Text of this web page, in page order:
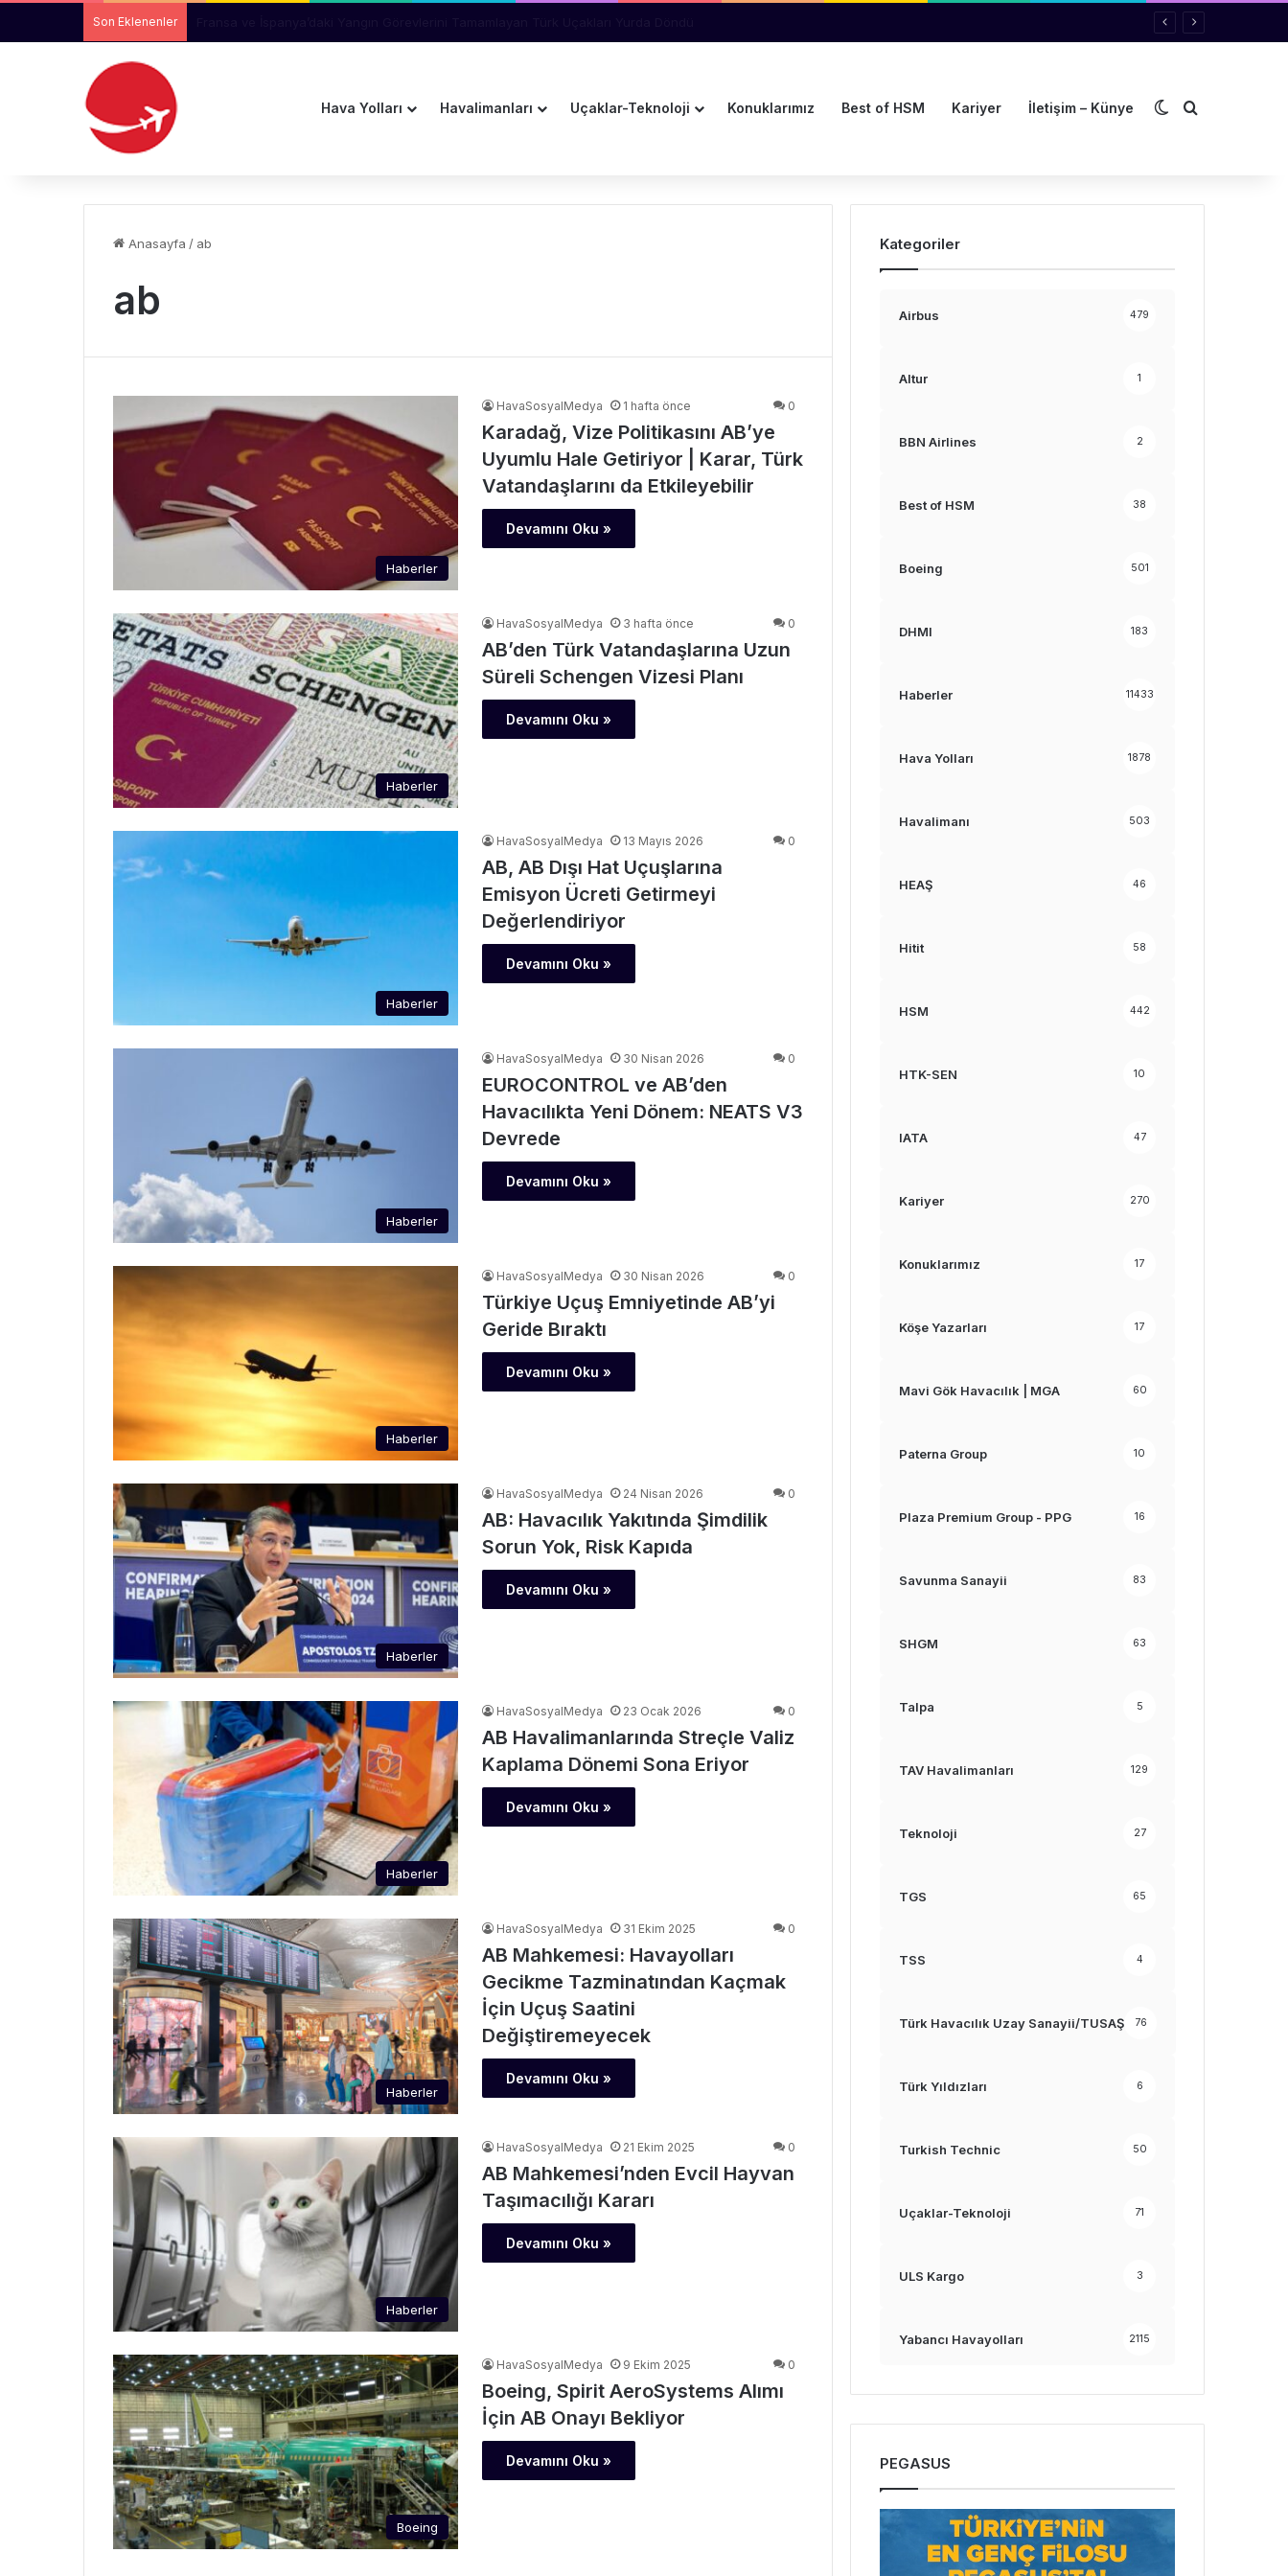
Son Eklenenler
Hava Yolları Havalimanları Uçaklar-Teknoloji Konuklarımız Best of HSM Kariyer İletişim – Künye Dış görünümü
Arama yap
Anasayfa / ab
ab
Haberler
HavaSosyalMedya 1 hafta önce 0
Karadağ, Vize Politikasını AB’ye
Uyumlu Hale Getiriyor | Karar, Türk
Vatandaşlarını da Etkileyebilir
Devamını Oku »
Haberler
HavaSosyalMedya 3 hafta önce 0
AB’den Türk Vatandaşlarına Uzun
Süreli Schengen Vizesi Planı
Devamını Oku »
Haberler
HavaSosyalMedya 13 Mayıs 2026 0
AB, AB Dışı Hat Uçuşlarına
Emisyon Ücreti Getirmeyi
Değerlendiriyor
Devamını Oku »
Haberler
HavaSosyalMedya 30 Nisan 2026 0
EUROCONTROL ve AB’den
Havacılıkta Yeni Dönem: NEATS V3
Devrede
Devamını Oku »
Haberler
HavaSosyalMedya 30 Nisan 2026 0
Türkiye Uçuş Emniyetinde AB’yi
Geride Bıraktı
Devamını Oku »
Haberler
HavaSosyalMedya 24 Nisan 2026 0
AB: Havacılık Yakıtında Şimdilik
Sorun Yok, Risk Kapıda
Devamını Oku »
Haberler
HavaSosyalMedya 23 Ocak 2026 0
AB Havalimanlarında Streçle Valiz
Kaplama Dönemi Sona Eriyor
Devamını Oku »
Haberler
HavaSosyalMedya 31 Ekim 2025 0
AB Mahkemesi: Havayolları
Gecikme Tazminatından Kaçmak
İçin Uçuş Saatini
Değiştiremeyecek
Devamını Oku »
Haberler
HavaSosyalMedya 21 Ekim 2025 0
‎AB Mahkemesi’nden Evcil Hayvan
Taşımacılığı Kararı ‎
Devamını Oku »
Boeing
HavaSosyalMedya 9 Ekim 2025 0
Boeing, Spirit AeroSystems Alımı
İçin AB Onayı Bekliyor
Devamını Oku »
Kategoriler
Airbus 479
Altur 1
BBN Airlines 2
Best of HSM 38
Boeing 501
DHMI 183
Haberler 11433
Hava Yolları 1878
Havalimanı 503
HEAŞ 46
Hitit 58
HSM 442
HTK-SEN 10
IATA 47
Kariyer 270
Konuklarımız 17
Köşe Yazarları 17
Mavi Gök Havacılık | MGA 60
Paterna Group 10
Plaza Premium Group - PPG 16
Savunma Sanayii 83
SHGM 63
Talpa 5
TAV Havalimanları 129
Teknoloji 27
TGS 65
TSS 4
Türk Havacılık Uzay Sanayii/TUSAŞ 76
Türk Yıldızları 6
Turkish Technic 50
Uçaklar-Teknoloji 71
ULS Kargo 3
Yabancı Havayolları 2115
PEGASUS